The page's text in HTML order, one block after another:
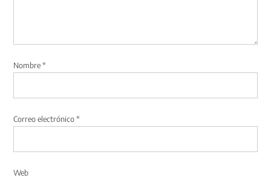
Nombre*
Correo electrónico*
Web